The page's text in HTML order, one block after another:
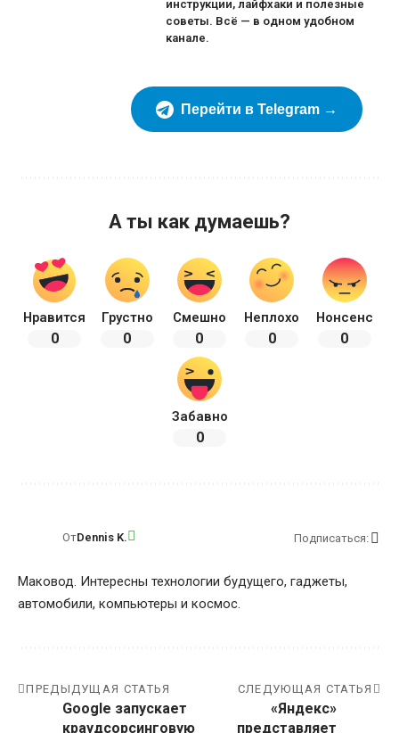
инструкции, лайфхаки и полезные
советы. Всё — в одном удобном
канале.
Перейти в Telegram →
А ты как думаешь?
Нравится
0
Грустно
0
Смешно
0
Неплохо
0
Нонсенс
0
Забавно
0
ОтDennis K. Подписаться:
Маковод. Интересны технологии будущего, гаджеты,
автомобили, компьютеры и космос.
ПРЕДЫДУЩАЯ СТАТЬЯ
Google запускает
краудсорсинговую
СЛЕДУЮЩАЯ СТАТЬЯ
«Яндекс»
представляет